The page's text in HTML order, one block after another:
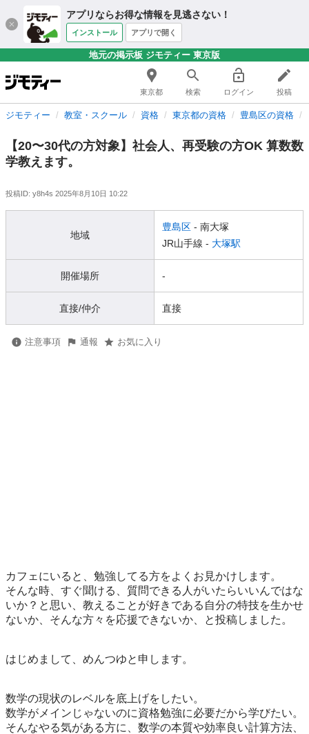
アプリならお得な情報を見逃さない！
インストール アプリで開く
地元の掲示板 ジモティー 東京版
東京都 検索 ログイン 投稿
ジモティー 教室・スクール 資格 東京都の資格 豊島区の資格
【20〜30代の方対象】社会人、再受験の方OK 算数数
学教えます。
投稿ID: y8h4s 2025年8月10日 10:22
地域
豊島区 - 南大塚
JR山手線 - 大塚駅
開催場所 -
直接/仲介 直接
注意事項 通報 お気に入り
カフェにいると、勉強してる方をよくお見かけします。
そんな時、すぐ聞ける、質問できる人がいたらいいんではな
いか？と思い、教えることが好きである自分の特技を生かせ
ないか、そんな方々を応援できないか、と投稿しました。
はじめまして、めんつゆと申します。
数学の現状のレベルを底上げをしたい。
数学がメインじゃないのに資格勉強に必要だから学びたい。
そんなやる気がある方に、数学の本質や効率良い計算方法、